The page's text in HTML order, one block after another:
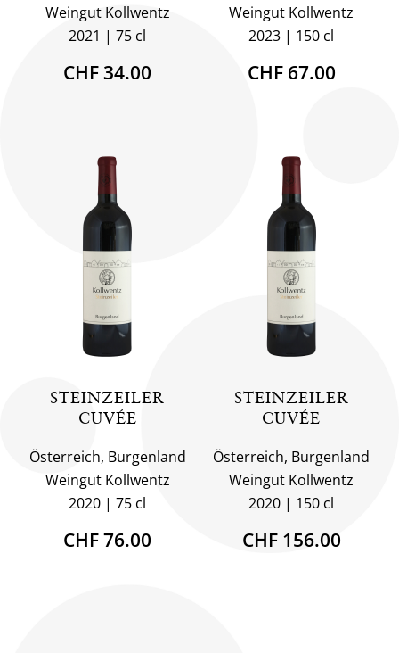
Weingut Kollwentz
2021
75 cl
CHF 34.00
Weingut Kollwentz
2023
150 cl
CHF 67.00
STEINZEILER
CUVÉE
Österreich, Burgenland
Weingut Kollwentz
2020
75 cl
CHF 76.00
STEINZEILER
CUVÉE
Österreich, Burgenland
Weingut Kollwentz
2020
150 cl
CHF 156.00